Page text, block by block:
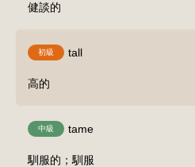
健談的
初級 tall
高的
中級 tame
馴服的；馴服